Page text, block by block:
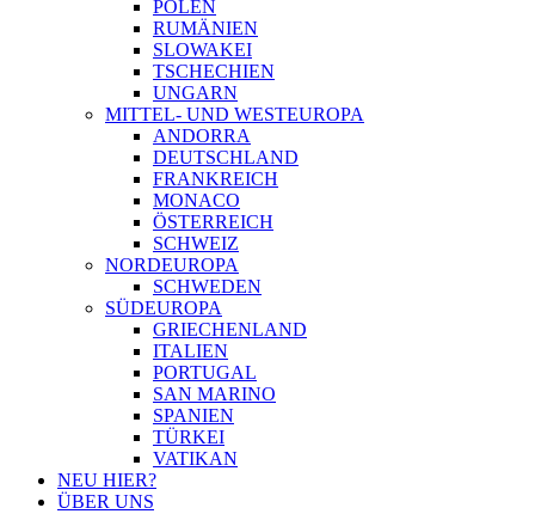
POLEN
RUMÄNIEN
SLOWAKEI
TSCHECHIEN
UNGARN
MITTEL- UND WESTEUROPA
ANDORRA
DEUTSCHLAND
FRANKREICH
MONACO
ÖSTERREICH
SCHWEIZ
NORDEUROPA
SCHWEDEN
SÜDEUROPA
GRIECHENLAND
ITALIEN
PORTUGAL
SAN MARINO
SPANIEN
TÜRKEI
VATIKAN
NEU HIER?
ÜBER UNS